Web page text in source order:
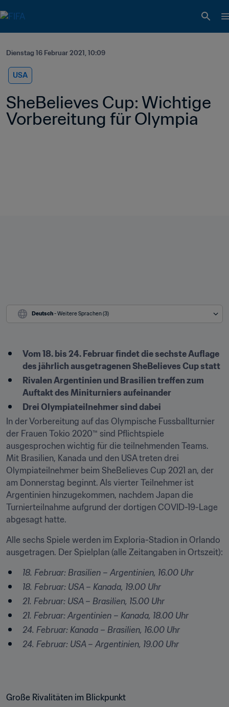
Dienstag 16 Februar 2021, 10:09
USA
SheBelieves Cup: Wichtige
Vorbereitung für Olympia
Deutsch - Weitere Sprachen (3)
Vom 18. bis 24. Februar findet die sechste Auflage
des jährlich ausgetragenen SheBelieves Cup statt
Rivalen Argentinien und Brasilien treffen zum
Auftakt des Miniturniers aufeinander
Drei Olympiateilnehmer sind dabei
In der Vorbereitung auf das Olympische Fussballturnier
der Frauen Tokio 2020™ sind Pflichtspiele
ausgesprochen wichtig für die teilnehmenden Teams.
Mit Brasilien, Kanada und den USA treten drei
Olympiateilnehmer beim SheBelieves Cup 2021 an, der
am Donnerstag beginnt. Als vierter Teilnehmer ist
Argentinien hinzugekommen, nachdem Japan die
Turnierteilnahme aufgrund der dortigen COVID-19-Lage
abgesagt hatte.
Alle sechs Spiele werden im Exploria-Stadion in Orlando
ausgetragen. Der Spielplan (alle Zeitangaben in Ortszeit):
18. Februar: Brasilien – Argentinien, 16.00 Uhr
18. Februar: USA – Kanada, 19.00 Uhr
21. Februar: USA – Brasilien, 15.00 Uhr
21. Februar: Argentinien – Kanada, 18.00 Uhr
24. Februar: Kanada – Brasilien, 16.00 Uhr
24. Februar: USA – Argentinien, 19.00 Uhr
Große Rivalitäten im Blickpunkt